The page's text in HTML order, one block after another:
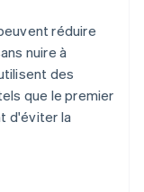
réduire
nuire à
des
que le premier
d'éviter la